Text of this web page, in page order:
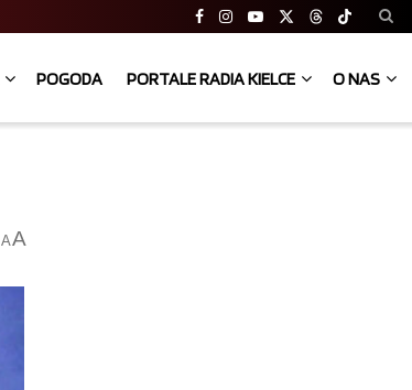
POGODA PORTALE RADIA KIELCE O NAS
AA